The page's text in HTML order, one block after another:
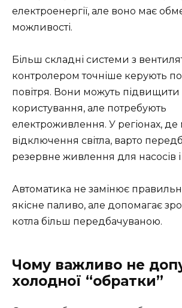
електроенергії, але воно має
можливості.
Більш складні системи з
контролером точніше керують
повітря. Вони можуть
користування, але потребують
електроживлення. У регіонах, де
відключення світла, варто
резервне живлення для насосів
Автоматика не замінює
якісне паливо, але допомагає
котла більш передбачуваною.
Чому важливо не
холодної “обратки”